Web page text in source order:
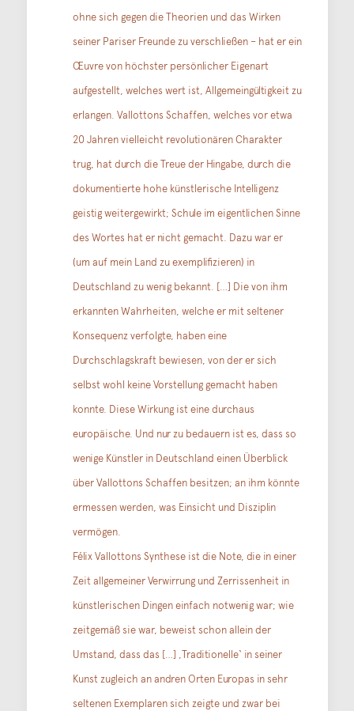
ohne sich gegen die Theorien und das Wirken
seiner Pariser Freunde zu verschließen – hat er ein
Œuvre von höchster persönlicher Eigenart
aufgestellt, welches wert ist, Allgemeingültigkeit zu
erlangen. Vallottons Schaffen, welches vor etwa
20 Jahren vielleicht revolutionären Charakter
trug, hat durch die Treue der Hingabe, durch die
dokumentierte hohe künstlerische Intelligenz
geistig weitergewirkt; Schule im eigentlichen Sinne
des Wortes hat er nicht gemacht. Dazu war er
(um auf mein Land zu exemplifizieren) in
Deutschland zu wenig bekannt. […] Die von ihm
erkannten Wahrheiten, welche er mit seltener
Konsequenz verfolgte, haben eine
Durchschlagskraft bewiesen, von der er sich
selbst wohl keine Vorstellung gemacht haben
konnte. Diese Wirkung ist eine durchaus
europäische. Und nur zu bedauern ist es, dass so
wenige Künstler in Deutschland einen Überblick
über Vallottons Schaffen besitzen; an ihm könnte
ermessen werden, was Einsicht und Disziplin
vermögen.
Félix Vallottons Synthese ist die Note, die in einer
Zeit allgemeiner Verwirrung und Zerrissenheit in
künstlerischen Dingen einfach notwenig war; wie
zeitgemäß sie war, beweist schon allein der
Umstand, dass das […] ,Traditionelle‘ in seiner
Kunst zugleich an andren Orten Europas in sehr
seltenen Exemplaren sich zeigte und zwar bei